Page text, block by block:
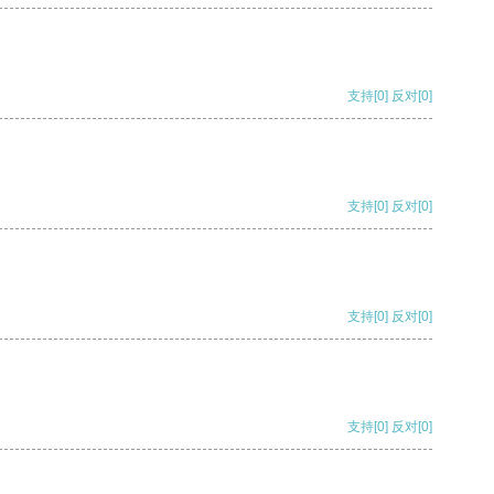
支持[0] 反对[0]
支持[0] 反对[0]
支持[0] 反对[0]
支持[0] 反对[0]